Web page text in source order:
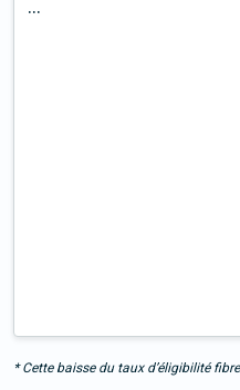
...
* Cette baisse du taux d’éligibilité